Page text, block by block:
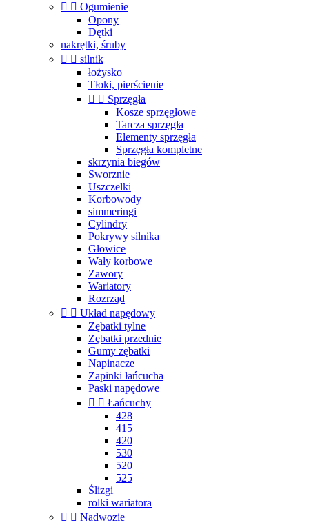
  Ogumienie
Opony
Dętki
nakrętki, śruby
  silnik
łożysko
Tłoki, pierścienie
  Sprzęgła
Kosze sprzęgłowe
Tarcza sprzęgła
Elementy sprzęgła
Sprzęgła kompletne
skrzynia biegów
Sworznie
Uszczelki
Korbowody
simmeringi
Cylindry
Pokrywy silnika
Głowice
Wały korbowe
Zawory
Wariatory
Rozrząd
  Układ napędowy
Zębatki tylne
Zębatki przednie
Gumy zębatki
Napinacze
Zapinki łańcucha
Paski napędowe
  Łańcuchy
428
415
420
530
520
525
Ślizgi
rolki wariatora
  Nadwozie